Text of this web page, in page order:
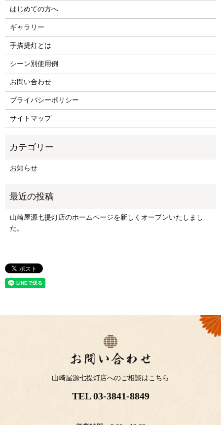
はじめての方へ
ギャラリー
手描提灯とは
シーン別使用例
お問い合わせ
プライバシーポリシー
サイトマップ
お知らせ
山崎屋源七提灯店のホームページを新しくオープンいたしまし
た。
山崎屋源七提灯店へのご相談はこちら
TEL03-3841-8849